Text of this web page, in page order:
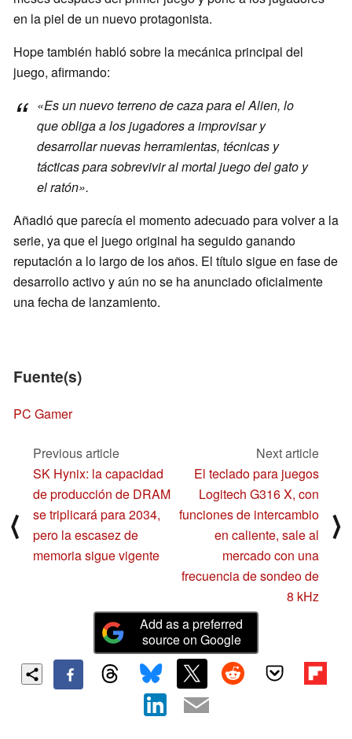
en la piel de un nuevo protagonista.
Hope también habló sobre la mecánica principal del
juego, afirmando:
«Es un nuevo terreno de caza para el Alien, lo
que obliga a los jugadores a improvisar y
desarrollar nuevas herramientas, técnicas y
tácticas para sobrevivir al mortal juego del gato y
el ratón».
Añadió que parecía el momento adecuado para volver a la
serie, ya que el juego original ha seguido ganando
reputación a lo largo de los años. El título sigue en fase de
desarrollo activo y aún no se ha anunciado oficialmente
una fecha de lanzamiento.
Fuente(s)
PC Gamer
⟨
Previous article
SK Hynix: la capacidad
de producción de DRAM
se triplicará para 2034,
pero la escasez de
memoria sigue vigente
Next article
El teclado para juegos
Logitech G316 X, con
funciones de intercambio
en caliente, sale al
mercado con una
frecuencia de sondeo de
8 kHz
⟩
Add as a preferred
source on Google